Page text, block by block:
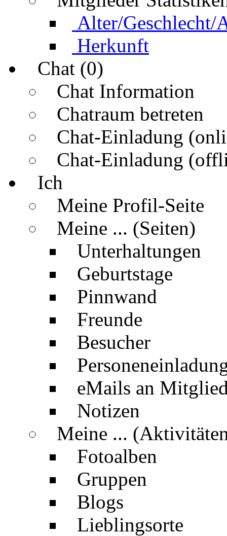
Alter/Geschlecht/
Herkunft
Chat (0)
Chat Information
Chatraum betreten
Chat-Einladung
Chat-Einladung
Ich
Meine Profil-Seite
Meine ... (Seiten)
Unterhaltungen
Geburtstage
Pinnwand
Freunde
Besucher
eMails an
Notizen
Meine ...
Fotoalben
Gruppen
Blogs
Lieblingsorte